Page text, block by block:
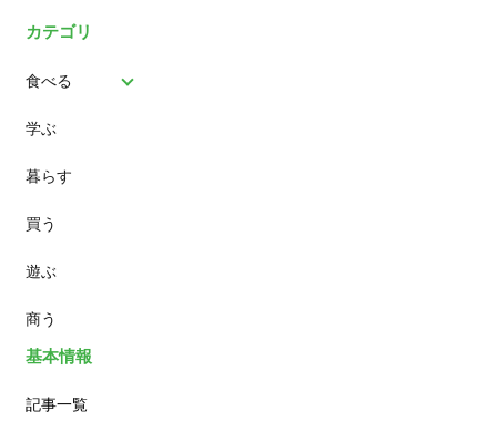
カテゴリ
食べる
パン
スイーツ
ランチ
カフェ
学ぶ
暮らす
買う
遊ぶ
商う
基本情報
記事一覧